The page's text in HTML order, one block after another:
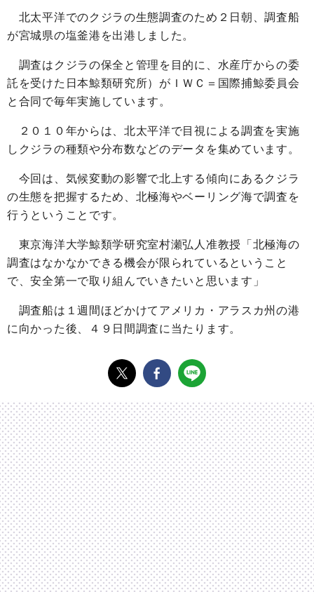
北太平洋でのクジラの生態調査のため２日朝、調査船
が宮城県の塩釜港を出港しました。
調査はクジラの保全と管理を目的に、水産庁からの委
託を受けた日本鯨類研究所）がＩＷＣ＝国際捕鯨委員会
と合同で毎年実施しています。
２０１０年からは、北太平洋で目視による調査を実施
しクジラの種類や分布数などのデータを集めています。
今回は、気候変動の影響で北上する傾向にあるクジラ
の生態を把握するため、北極海やベーリング海で調査を
行うということです。
東京海洋大学鯨類学研究室村瀬弘人准教授「北極海の
調査はなかなかできる機会が限られているということ
で、安全第一で取り組んでいきたいと思います」
調査船は１週間ほどかけてアメリカ・アラスカ州の港
に向かった後、４９日間調査に当たります。